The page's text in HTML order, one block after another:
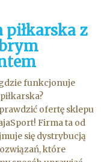
z
funkcjonuje
ofertę sklepu
Firma ta od
się dystrybucją
które